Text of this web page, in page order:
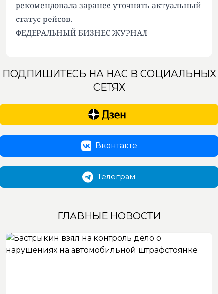
рекомендовала заранее уточнять актуальный
статус рейсов.
ФЕДЕРАЛЬНЫЙ БИЗНЕС ЖУРНАЛ
ПОДПИШИТЕСЬ НА НАС В СОЦИАЛЬНЫХ
СЕТЯХ
Вконтакте
Телеграм
ГЛАВНЫЕ НОВОСТИ